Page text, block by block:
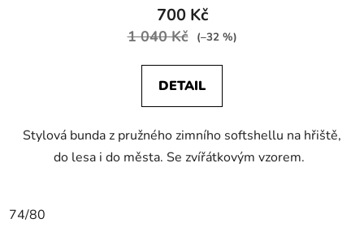
700 Kč
1 040 Kč (–32 %)
DETAIL
Stylová bunda z pružného zimního softshellu na hřiště,
do lesa i do města. Se zvířátkovým vzorem.
74/80